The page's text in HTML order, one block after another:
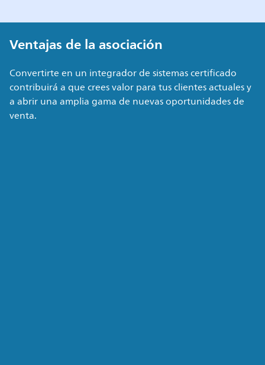
Ventajas de la asociación
Convertirte en un integrador de sistemas certificado
contribuirá a que crees valor para tus clientes actuales y
a abrir una amplia gama de nuevas oportunidades de
venta.